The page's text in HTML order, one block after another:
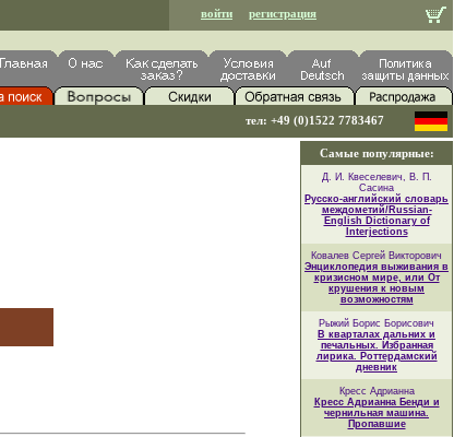
войти регистрация
тел: +49 (0)1522 7783467
Самые популярные:
Д. И. Квеселевич, В. П.
Сасина
Русско-английский словарь
междометий/Russian-
English Dictionary of
Interjections
Ковалев Сергей Викторович
Энциклопедия выживания в
кризисном мире, или От
крушения к новым
возможностям
Рыжий Борис Борисович
В кварталах дальних и
печальных. Избранная
лирика. Роттердамский
дневник
Кресс Адрианна
Кресс Адрианна Бенди и
чернильная машина.
Пропавшие